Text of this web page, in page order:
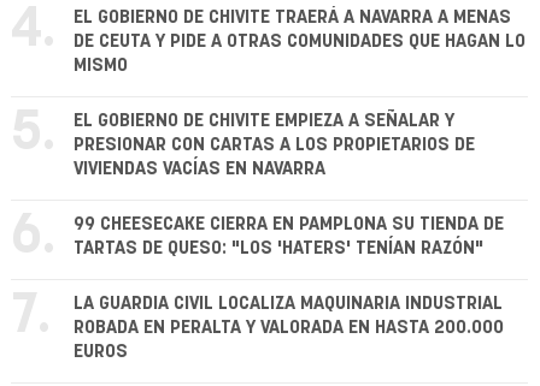
4.
EL GOBIERNO DE CHIVITE TRAERÁ A NAVARRA A MENAS
DE CEUTA Y PIDE A OTRAS COMUNIDADES QUE HAGAN LO
MISMO
5.
EL GOBIERNO DE CHIVITE EMPIEZA A SEÑALAR Y
PRESIONAR CON CARTAS A LOS PROPIETARIOS DE
VIVIENDAS VACÍAS EN NAVARRA
6.
99 CHEESECAKE CIERRA EN PAMPLONA SU TIENDA DE
TARTAS DE QUESO: "LOS 'HATERS' TENÍAN RAZÓN"
7.
LA GUARDIA CIVIL LOCALIZA MAQUINARIA INDUSTRIAL
ROBADA EN PERALTA Y VALORADA EN HASTA 200.000
EUROS